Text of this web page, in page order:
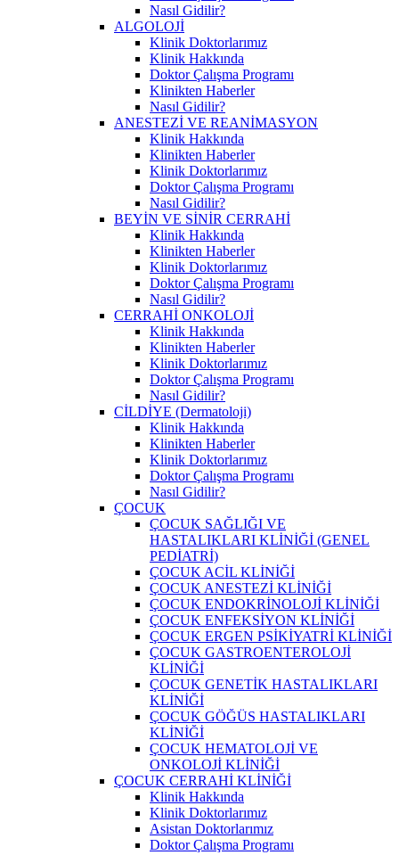
Nasıl Gidilir?
ALGOLOJİ
Klinik Doktorlarımız
Klinik Hakkında
Doktor Çalışma Programı
Klinikten Haberler
Nasıl Gidilir?
ANESTEZİ VE REANİMASYON
Klinik Hakkında
Klinikten Haberler
Klinik Doktorlarımız
Doktor Çalışma Programı
Nasıl Gidilir?
BEYİN VE SİNİR CERRAHİ
Klinik Hakkında
Klinikten Haberler
Klinik Doktorlarımız
Doktor Çalışma Programı
Nasıl Gidilir?
CERRAHİ ONKOLOJİ
Klinik Hakkında
Klinikten Haberler
Klinik Doktorlarımız
Doktor Çalışma Programı
Nasıl Gidilir?
CİLDİYE (Dermatoloji)
Klinik Hakkında
Klinikten Haberler
Klinik Doktorlarımız
Doktor Çalışma Programı
Nasıl Gidilir?
ÇOCUK
ÇOCUK SAĞLIĞI VE
HASTALIKLARI KLİNİĞİ (GENEL
PEDİATRİ)
ÇOCUK ACİL KLİNİĞİ
ÇOCUK ANESTEZİ KLİNİĞİ
ÇOCUK ENDOKRİNOLOJİ KLİNİĞİ
ÇOCUK ENFEKSİYON KLİNİĞİ
ÇOCUK ERGEN PSİKİYATRİ KLİNİĞİ
ÇOCUK GASTROENTEROLOJİ
KLİNİĞİ
ÇOCUK GENETİK HASTALIKLARI
KLİNİĞİ
ÇOCUK GÖĞÜS HASTALIKLARI
KLİNİĞİ
ÇOCUK HEMATOLOJİ VE
ONKOLOJİ KLİNİĞİ
ÇOCUK CERRAHİ KLİNİĞİ
Klinik Hakkında
Klinik Doktorlarımız
Asistan Doktorlarımız
Doktor Çalışma Programı